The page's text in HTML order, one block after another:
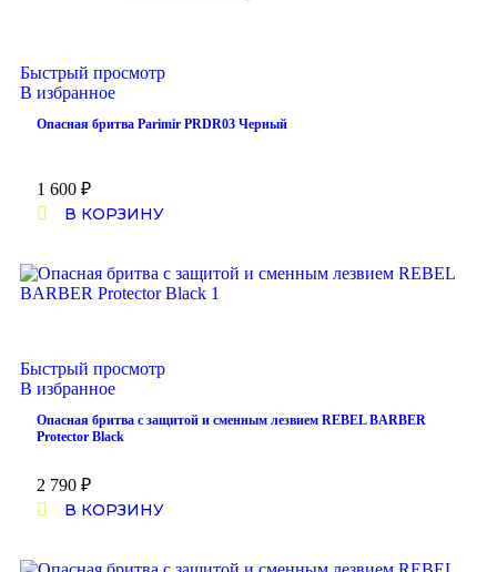
Быстрый просмотр
В избранное
Опасная бритва Parimir PRDR03 Черный
1 600 ₽
В КОРЗИНУ
Быстрый просмотр
В избранное
Опасная бритва с защитой и сменным лезвием REBEL BARBER
Protector Black
2 790 ₽
В КОРЗИНУ